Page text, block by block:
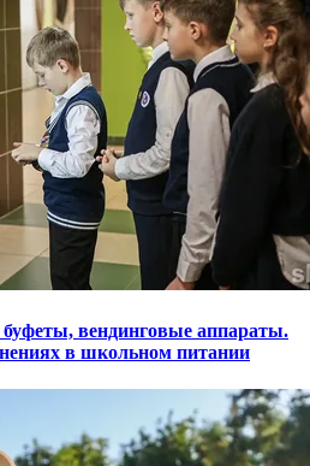
вендинговые аппараты.
в школьном питании